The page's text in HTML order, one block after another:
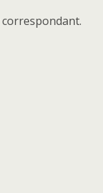
correspondant.